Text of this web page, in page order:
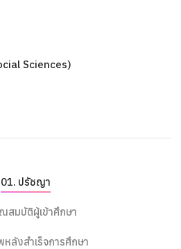
Sciences)
ปรัชญา
สมบัติผู้เข้าศึกษา
หลังสำเร็จการศึกษา